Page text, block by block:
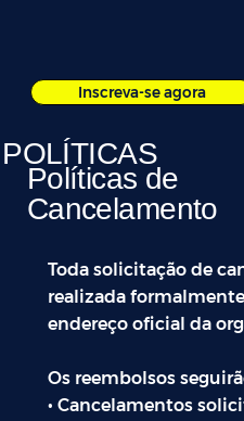
Inscreva-se agora
Políticas de
Cancelamento
POLÍTICAS
Toda solicitação de
realizada
endereço oficial da
Os reembolsos
• Cancelamentos